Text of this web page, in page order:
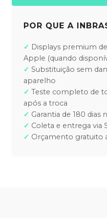
POR QUE A
Displays premium
Apple (quando
Substituição sem
aparelho
Teste completo de
após a troca
Garantia de 180 dias
Coleta e entrega via
Orçamento gratuito